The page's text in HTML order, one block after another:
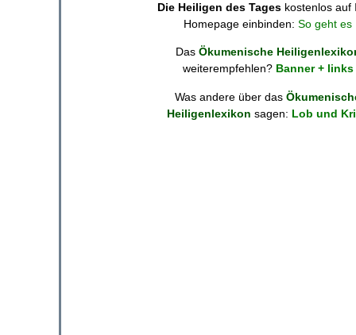
Die Heiligen des Tages kostenlos auf
Homepage einbinden: So geht es
Das Ökumenische
weiterempfehlen? Banner + links
Was andere über das
Heiligenlexikon sagen: Lob und